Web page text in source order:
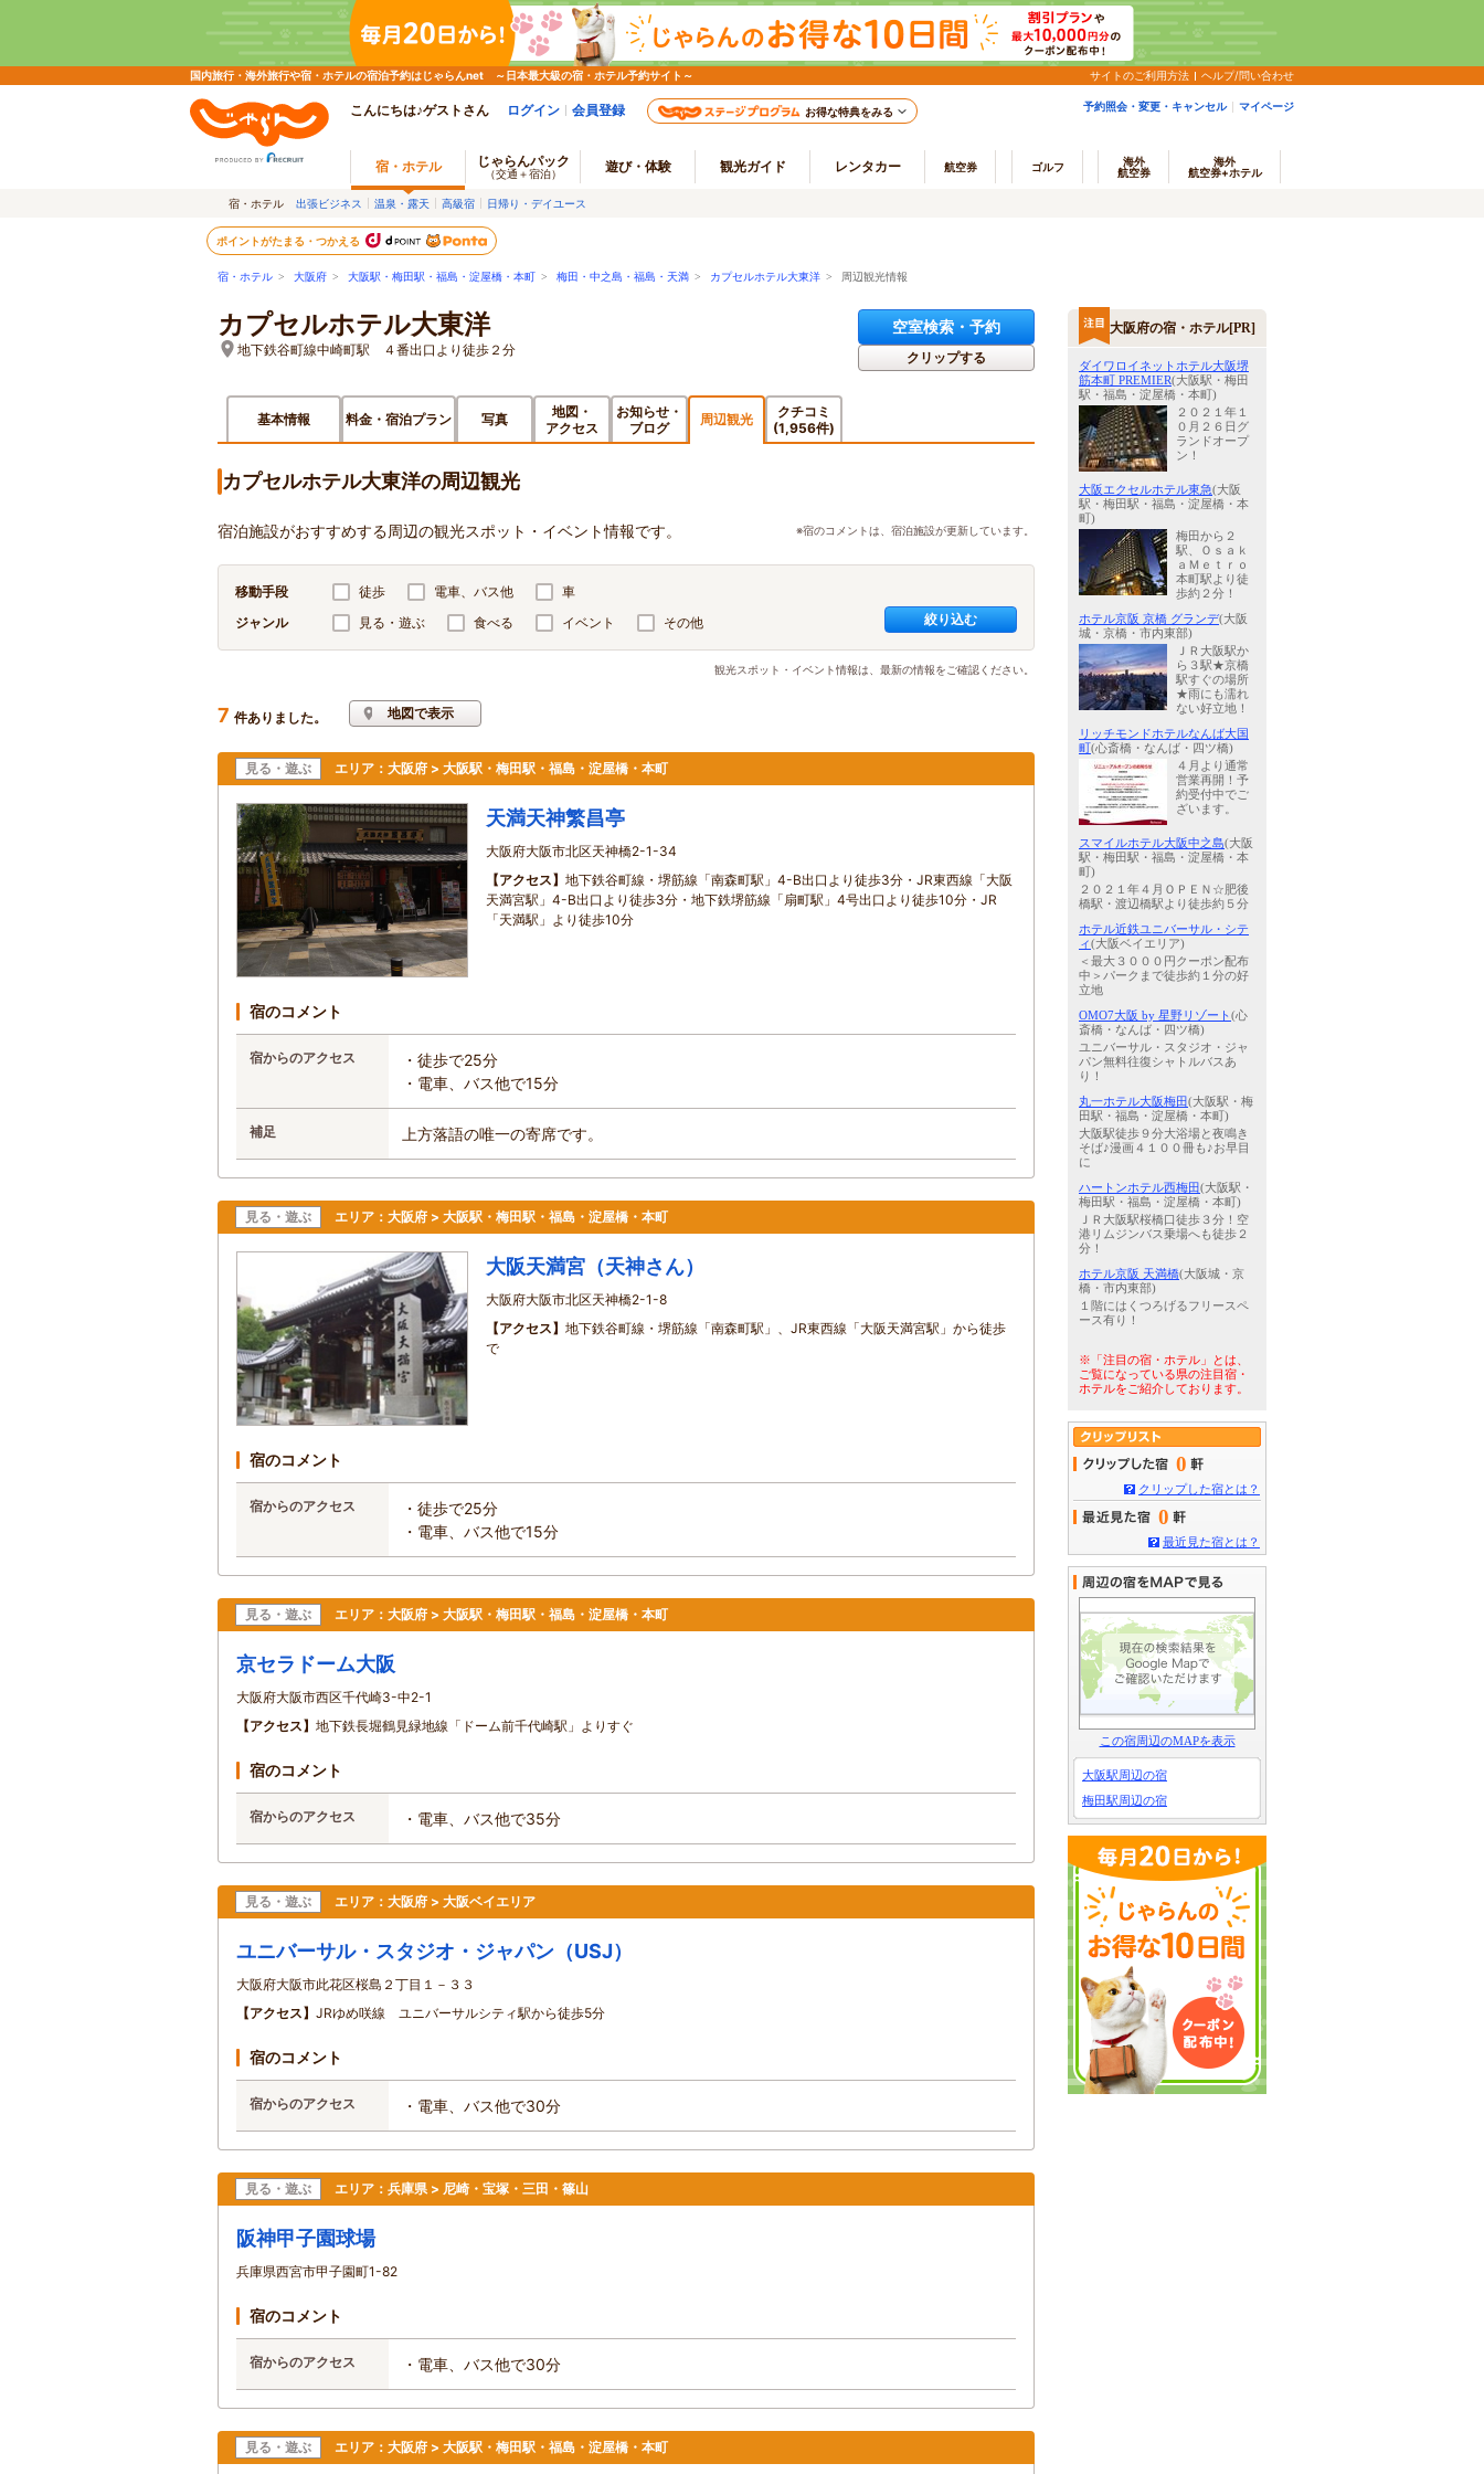
国内旅行・海外旅行や宿・ホテルの宿泊予約はじゃらんnet ～日本最大級の宿・ホテル予約サイト～ サイトのご利用方法 ヘルプ/問い合わせ
こんにちは♪ゲストさん ログイン 会員登録 お得な特典をみる 予約照会・変更・キャンセル マイページ
宿・ホテル じゃらんパック
（交通＋宿泊） 遊び・体験 観光ガイド レンタカー 航空券 ゴルフ
海外
航空券
海外
航空券+ホテル
宿・ホテル 出張ビジネス 温泉・露天 高級宿 日帰り・デイユース
ポイントがたまる・つかえる
宿・ホテル > 大阪府 > 大阪駅・梅田駅・福島・淀屋橋・本町 > 梅田・中之島・福島・天満 > カプセルホテル大東洋 > 周辺観光情報
カプセルホテル大東洋
地下鉄谷町線中崎町駅 ４番出口より徒歩２分
空室検索・予約
クリップする
基本情報 料金・宿泊プラン 写真
地図・
アクセス
お知らせ・
ブログ
周辺観光
クチコミ
(1,956件)
カプセルホテル大東洋の周辺観光
宿泊施設がおすすめする周辺の観光スポット・イベント情報です。 ※宿のコメントは、宿泊施設が更新しています。
移動手段 徒歩 電車、バス他
車
ジャンル
見る・遊ぶ 食べる イベント その他 絞り込む
観光スポット・イベント情報は、最新の情報をご確認ください。
7 件ありました。 地図で表示
見る・遊ぶ エリア： 大阪府 > 大阪駅・梅田駅・福島・淀屋橋・本町
天満天神繁昌亭
大阪府大阪市北区天神橋2-1-34
【アクセス】 地下鉄谷町線・堺筋線「南森町駅」4-B出口より徒歩3分・JR東西線「大阪
天満宮駅」4-B出口より徒歩3分・地下鉄堺筋線「扇町駅」4号出口より徒歩10分・JR
「天満駅」より徒歩10分
宿のコメント
宿からのアクセス
・徒歩で25分
・電車、バス他で15分
補足 上方落語の唯一の寄席です。
見る・遊ぶ エリア： 大阪府 > 大阪駅・梅田駅・福島・淀屋橋・本町
大阪天満宮（天神さん）
大阪府大阪市北区天神橋2-1-8
【アクセス】 地下鉄谷町線・堺筋線「南森町駅」、JR東西線「大阪天満宮駅」から徒歩
で
宿のコメント
宿からのアクセス
・徒歩で25分
・電車、バス他で15分
見る・遊ぶ エリア： 大阪府 > 大阪駅・梅田駅・福島・淀屋橋・本町
京セラドーム大阪
大阪府大阪市西区千代崎3-中2-1
【アクセス】 地下鉄長堀鶴見緑地線「ドーム前千代崎駅」よりすぐ
宿のコメント
宿からのアクセス ・電車、バス他で35分
見る・遊ぶ エリア： 大阪府 > 大阪ベイエリア
ユニバーサル・スタジオ・ジャパン（USJ）
大阪府大阪市此花区桜島２丁目１－３３
【アクセス】 JRゆめ咲線 ユニバーサルシティ駅から徒歩5分
宿のコメント
宿からのアクセス ・電車、バス他で30分
見る・遊ぶ エリア： 兵庫県 > 尼崎・宝塚・三田・篠山
阪神甲子園球場
兵庫県西宮市甲子園町1-82
宿のコメント
宿からのアクセス ・電車、バス他で30分
見る・遊ぶ エリア： 大阪府 > 大阪駅・梅田駅・福島・淀屋橋・本町
大阪府の宿・ホテル[PR]
ダイワロイネットホテル大阪堺
筋本町 PREMIER(大阪駅・梅田
駅・福島・淀屋橋・本町)
２０２１年１
０月２６日グ
ランドオープ
ン！
大阪エクセルホテル東急(大阪
駅・梅田駅・福島・淀屋橋・本
町)
梅田から２
駅、Ｏｓａｋ
ａＭｅｔｒｏ
本町駅より徒
歩約２分！
ホテル京阪 京橋 グランデ(大阪
城・京橋・市内東部)
ＪＲ大阪駅か
ら３駅★京橋
駅すぐの場所
★雨にも濡れ
ない好立地！
リッチモンドホテルなんば大国
町 (心斎橋・なんば・四ツ橋)
４月より通常
営業再開！予
約受付中でご
ざいます。
スマイルホテル大阪中之島(大阪
駅・梅田駅・福島・淀屋橋・本
町)
２０２１年４月ＯＰＥＮ☆肥後
橋駅・渡辺橋駅より徒歩約５分
ホテル近鉄ユニバーサル・シテ
ィ(大阪ベイエリア)
＜最大３０００円クーポン配布
中＞パークまで徒歩約１分の好
立地
OMO7大阪 by 星野リゾート(心
斎橋・なんば・四ツ橋)
ユニバーサル・スタジオ・ジャ
パン無料往復シャトルバスあ
り！
丸一ホテル大阪梅田(大阪駅・梅
田駅・福島・淀屋橋・本町)
大阪駅徒歩９分大浴場と夜鳴き
そば♪漫画４１００冊も♪お早目
に
ハートンホテル西梅田(大阪駅・
梅田駅・福島・淀屋橋・本町)
ＪＲ大阪駅桜橋口徒歩３分！空
港リムジンバス乗場へも徒歩２
分！
ホテル京阪 天満橋(大阪城・京
橋・市内東部)
１階にはくつろげるフリースペ
ース有り！
※「注目の宿・ホテル」とは、
ご覧になっている県の注目宿・
ホテルをご紹介しております。
0
クリップした宿とは？
0
最近見た宿とは？
この宿周辺のMAPを表示
大阪駅周辺の宿
梅田駅周辺の宿